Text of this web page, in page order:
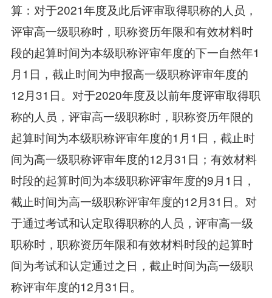
算：对于2021年度及此后评审取得职称的人员，
评审高一级职称时，职称资历年限和有效材料时
段的起算时间为本级职称评审年度的下一自然年1
月1日，截止时间为申报高一级职称评审年度的
12月31日。对于2020年度及以前年度评审取得职
称的人员，评审高一级职称时，职称资历年限的
起算时间为本级职称评审年度的1月1日，截止时
间为高一级职称评审年度的12月31日；有效材料
时段的起算时间为本级职称评审年度的9月1日，
截止时间为高一级职称评审年度的12月31日。对
于通过考试和认定取得职称的人员，评审高一级
职称时，职称资历年限和有效材料时段的起算时
间为考试和认定通过之日，截止时间为高一级职
称评审年度的12月31日。